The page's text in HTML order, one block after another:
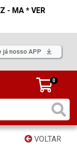
- MA * VER
já nosso APP
0
VOLTAR